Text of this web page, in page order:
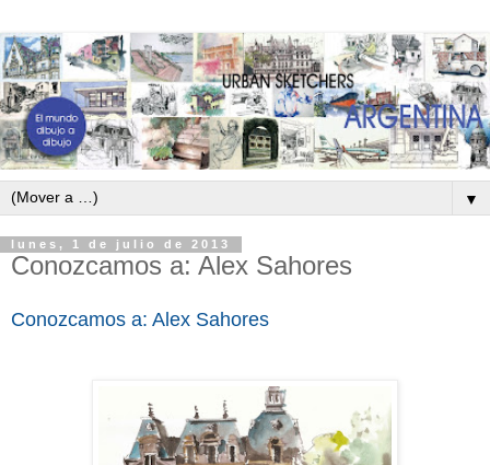
▼
lunes, 1 de julio de 2013
Conozcamos a: Alex Sahores
Conozcamos a: Alex Sahores